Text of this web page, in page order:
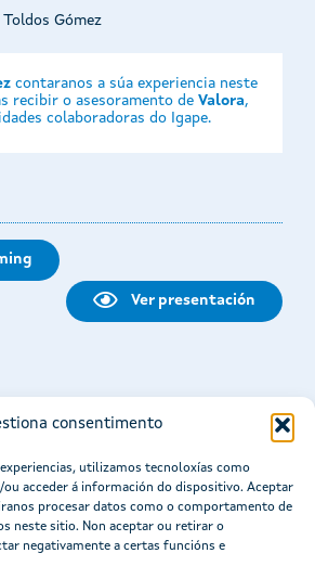
consentimento
utilizamos tecnoloxías como
ou acceder á información do dispositivo. Aceptar
procesar datos como o comportamento de
neste sitio. Non aceptar ou retirar o
negativamente a certas funcións e
Gómez
contaranos a súa experiencia neste
recibir o asesoramento de Valora,
colaboradoras do Igape.
Ver presentación